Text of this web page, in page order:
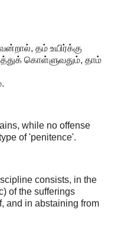
தம் உயிர்க்கு
கொள்ளுவதும், தாம்
while no offense
of 'penitence'.
consists, in the
of the sufferings
and in abstaining from